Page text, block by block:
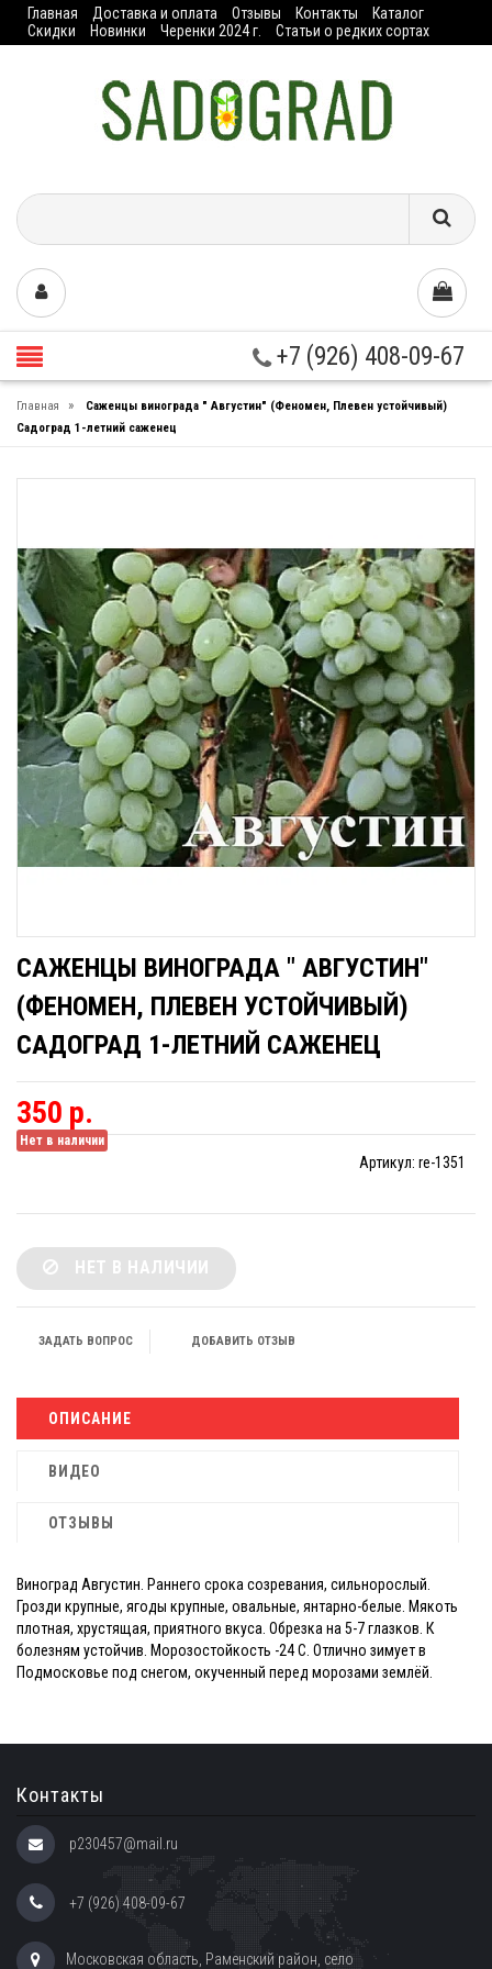
Главная Доставка и оплата Отзывы Контакты
Каталог
Скидки
Новинки Черенки 2024 г. Статьи о редких сортах
+7 (926) 408-09-67
Главная »
Саженцы винограда " Августин" (Феномен, Плевен устойчивый)
Садоград 1-летний саженец
САЖЕНЦЫ ВИНОГРАДА " АВГУСТИН"
(ФЕНОМЕН, ПЛЕВЕН УСТОЙЧИВЫЙ)
САДОГРАД 1-ЛЕТНИЙ САЖЕНЕЦ
350 р.
Нет в наличии
Артикул: re-1351
НЕТ В НАЛИЧИИ
ЗАДАТЬ ВОПРОС ДОБАВИТЬ ОТЗЫВ
ОПИСАНИЕ
ВИДЕО
ОТЗЫВЫ
Виноград Августин. Раннего срока созревания, сильнорослый.
Грозди крупные, ягоды крупные, овальные, янтарно-белые. Мякоть
плотная, хрустящая, приятного вкуса. Обрезка на 5-7 глазков. К
болезням устойчив. Морозостойкость -24 С. Отлично зимует в
Подмосковье под снегом, окученный перед морозами землёй.
Контакты
p230457@mail.ru
+7 (926) 408-09-67
Московская область, Раменский район, село